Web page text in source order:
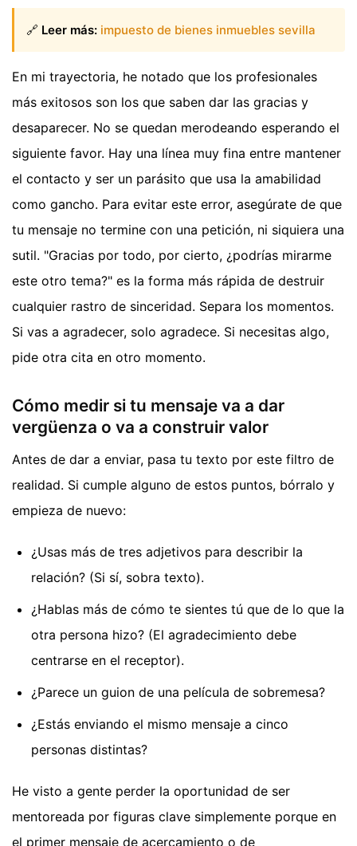
🔗 Leer más: impuesto de bienes inmuebles sevilla
En mi trayectoria, he notado que los profesionales
más exitosos son los que saben dar las gracias y
desaparecer. No se quedan merodeando esperando el
siguiente favor. Hay una línea muy fina entre mantener
el contacto y ser un parásito que usa la amabilidad
como gancho. Para evitar este error, asegúrate de que
tu mensaje no termine con una petición, ni siquiera una
sutil. "Gracias por todo, por cierto, ¿podrías mirarme
este otro tema?" es la forma más rápida de destruir
cualquier rastro de sinceridad. Separa los momentos.
Si vas a agradecer, solo agradece. Si necesitas algo,
pide otra cita en otro momento.
Cómo medir si tu mensaje va a dar
vergüenza o va a construir valor
Antes de dar a enviar, pasa tu texto por este filtro de
realidad. Si cumple alguno de estos puntos, bórralo y
empieza de nuevo:
¿Usas más de tres adjetivos para describir la
relación? (Si sí, sobra texto).
¿Hablas más de cómo te sientes tú que de lo que la
otra persona hizo? (El agradecimiento debe
centrarse en el receptor).
¿Parece un guion de una película de sobremesa?
¿Estás enviando el mismo mensaje a cinco
personas distintas?
He visto a gente perder la oportunidad de ser
mentoreada por figuras clave simplemente porque en
el primer mensaje de acercamiento o de